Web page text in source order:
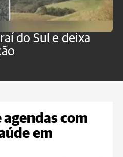
do Sul e deixa
com
em